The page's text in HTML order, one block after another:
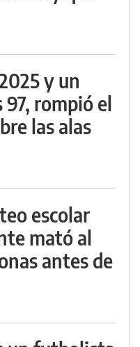
y un
97, rompió el
las alas
escolar
mató al
antes de